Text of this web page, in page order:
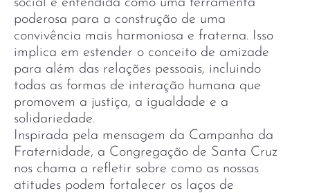
social é entendida como uma ferramenta
poderosa para a construção de uma
convivência mais harmoniosa e fraterna. Isso
implica em estender o conceito de amizade
para além das relações pessoais, incluindo
todas as formas de interação humana que
promovem a justiça, a igualdade e a
solidariedade.
Inspirada pela mensagem da Campanha da
Fraternidade, a Congregação de Santa Cruz
nos chama a refletir sobre como as nossas
atitudes podem fortalecer os laços de